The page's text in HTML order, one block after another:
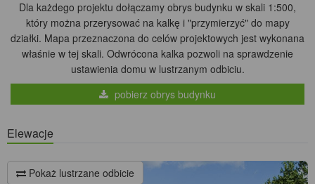
Dla każdego projektu dołączamy obrys budynku w skali 1:500,
który można przerysować na kalkę i "przymierzyć" do mapy
działki. Mapa przeznaczona do celów projektowych jest wykonana
właśnie w tej skali. Odwrócona kalka pozwoli na sprawdzenie
ustawienia domu w lustrzanym odbiciu.
pobierz obrys budynku
Elewacje
Pokaż lustrzane odbicie